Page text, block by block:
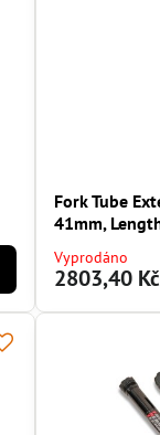
Fork Tube
41mm,
Vyprodáno
2803,40 Kč